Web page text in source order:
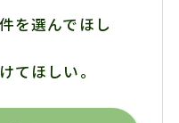
を選んでほし
てほしい。